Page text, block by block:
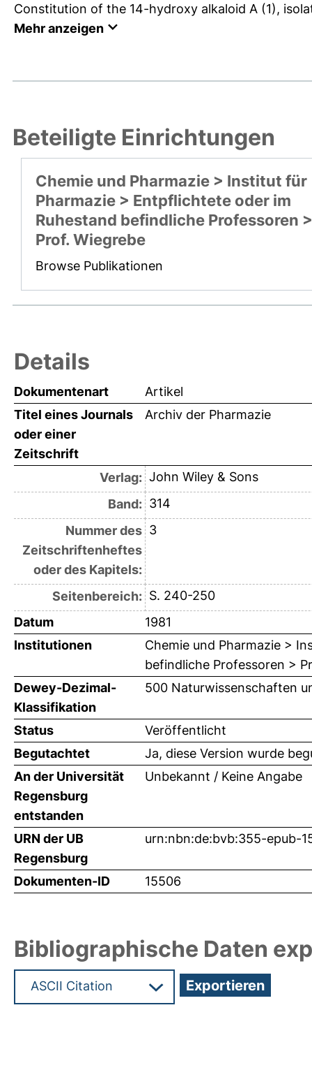
Constitution of the 14-hydroxy alkaloid A (1),
Mehr anzeigen
Beteiligte Einrichtungen
Chemie und Pharmazie > Institut für
Pharmazie > Entpflichtete oder im
Ruhestand befindliche Professoren >
Prof. Wiegrebe
Browse Publikationen
Details
Dokumentenart
Artikel
Titel eines Journals
oder einer
Zeitschrift
Archiv der Pharmazie
Verlag: John Wiley & Sons
Band: 314
Nummer des
Zeitschriftenheftes
oder des Kapitels:
3
Seitenbereich: S. 240-250
Datum
1981
Institutionen
Chemie und Pharmazie >
befindliche Professoren >
Dewey-Dezimal-
Klassifikation
500 Naturwissenschaften
Status
Veröffentlicht
Begutachtet
Ja, diese Version wurde
An der Universität
Regensburg
entstanden
Unbekannt / Keine Angabe
URN der UB
Regensburg
urn:nbn:de:bvb:355-epub-
Dokumenten-ID 15506
Bibliographische Daten